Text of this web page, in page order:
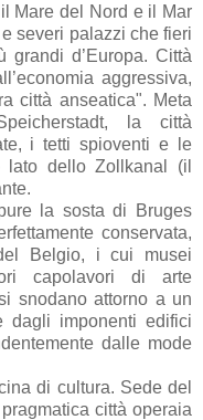
Mare del Nord e il Mar
severi palazzi che fieri
d’Europa. Città
aggressiva,
città anseatica". Meta
la città
i tetti spioventi e le
lato dello Zollkanal (il
la sosta di Bruges
conservata,
Belgio, i cui musei
capolavori di arte
snodano attorno a un
dagli imponenti edifici
dalle mode
di cultura. Sede del
città operaia